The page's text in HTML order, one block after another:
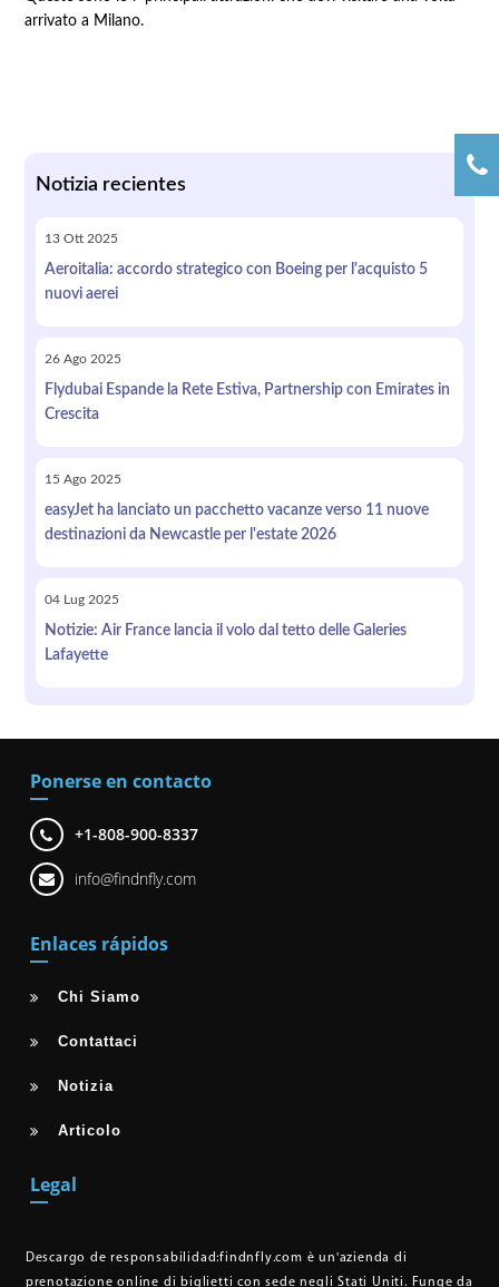
arrivato a Milano.
Notizia recientes
13 Ott 2025
Aeroitalia: accordo strategico con Boeing per l'acquisto 5
nuovi aerei
26 Ago 2025
Flydubai Espande la Rete Estiva, Partnership con Emirates in
Crescita
15 Ago 2025
easyJet ha lanciato un pacchetto vacanze verso 11 nuove
destinazioni da Newcastle per l'estate 2026
04 Lug 2025
Notizie: Air France lancia il volo dal tetto delle Galeries
Lafayette
Ponerse en contacto
+1-808-900-8337
info@findnfly.com
Enlaces rápidos
Chi Siamo
Contattaci
Notizia
Articolo
Legal
Descargo de responsabilidad:findnfly.com è un'azienda di
prenotazione online di biglietti con sede negli Stati Uniti. Funge da